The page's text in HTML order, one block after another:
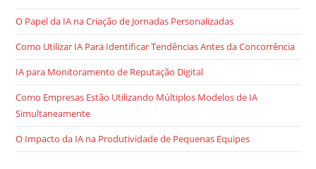
O Papel da IA na Criação de Jornadas Personalizadas
Como Utilizar IA Para Identificar Tendências Antes da Concorrência
IA para Monitoramento de Reputação Digital
Como Empresas Estão Utilizando Múltiplos Modelos de IA
Simultaneamente
O Impacto da IA na Produtividade de Pequenas Equipes